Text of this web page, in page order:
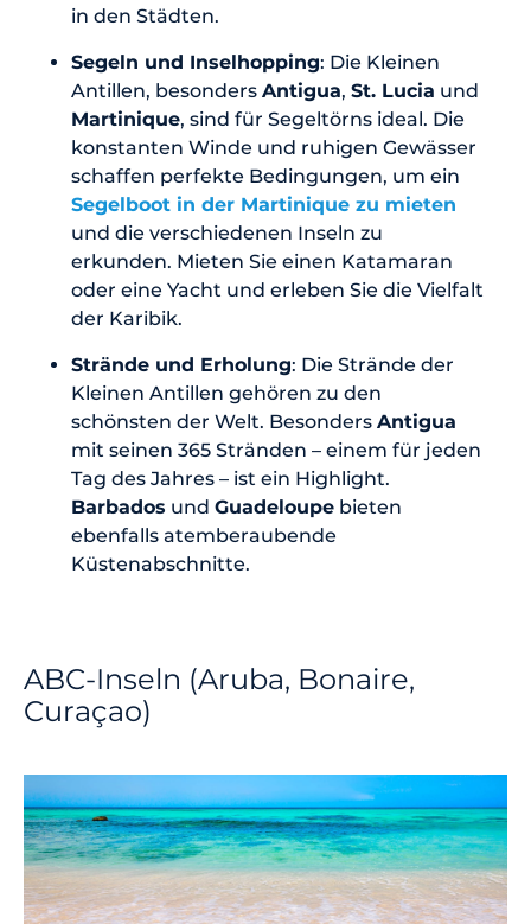
in den Städten.
Segeln und Inselhopping: Die Kleinen
Antillen, besonders Antigua, St. Lucia und
Martinique, sind für Segeltörns ideal. Die
konstanten Winde und ruhigen Gewässer
schaffen perfekte Bedingungen, um ein
Segelboot in der Martinique zu mieten
und die verschiedenen Inseln zu
erkunden. Mieten Sie einen Katamaran
oder eine Yacht und erleben Sie die Vielfalt
der Karibik.
Strände und Erholung: Die Strände der
Kleinen Antillen gehören zu den
schönsten der Welt. Besonders Antigua
mit seinen 365 Stränden – einem für jeden
Tag des Jahres – ist ein Highlight.
Barbados und Guadeloupe bieten
ebenfalls atemberaubende
Küstenabschnitte.
ABC-Inseln (Aruba, Bonaire,
Curaçao)